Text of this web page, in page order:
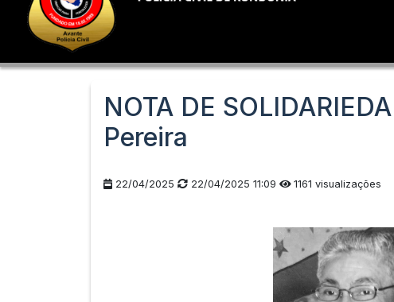
NOTA DE
Pereira
22/04/2025 22/04/2025 11:09 1161 visualizações